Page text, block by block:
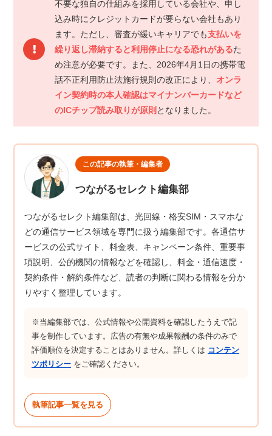
不要な独自の仕組みを採用している会社や、申し
込み時にクレジットカードが要らない会社もあり
ます。ただし、審査が緩いキャリアでも支払いを
繰り返し滞納すると利用停止になる恐れがあるた
め注意が必要です。また、2026年4月1日の携帯電
話不正利用防止法施行規則の改正により、 オンラ
イン契約時の本人確認はマイナンバーカードなど
のICチップ読み取りが原則 となりました。
この記事の執筆・編集者
つながるセレクト編集部
つながるセレクト編集部は、光回線・格安SIM・スマホな
どの通信サービス領域を専門に扱う編集部です。各通信サ
ービスの公式サイト、料金表、キャンペーン条件、重要事
項説明、公的機関の情報などを確認し、料金・通信速度・
契約条件・解約条件など、読者の判断に関わる情報を分か
りやすく整理しています。
※当編集部では、公式情報や公開資料を確認したうえで記
事を制作しています。広告の有無や成果報酬の条件のみで
評価順位を決定することはありません。詳しくは コンテン
ツポリシー をご確認ください。
執筆記事一覧を見る